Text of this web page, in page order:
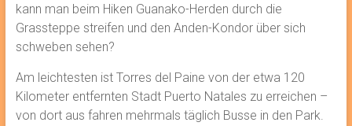
kann man beim Hiken Guanako-Herden durch die
Grassteppe streifen und den Anden-Kondor über sich
schweben sehen?
Am leichtesten ist Torres del Paine von der etwa 120
Kilometer entfernten Stadt Puerto Natales zu erreichen –
von dort aus fahren mehrmals täglich Busse in den Park.